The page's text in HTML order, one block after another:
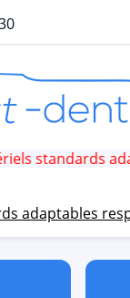
adaptables